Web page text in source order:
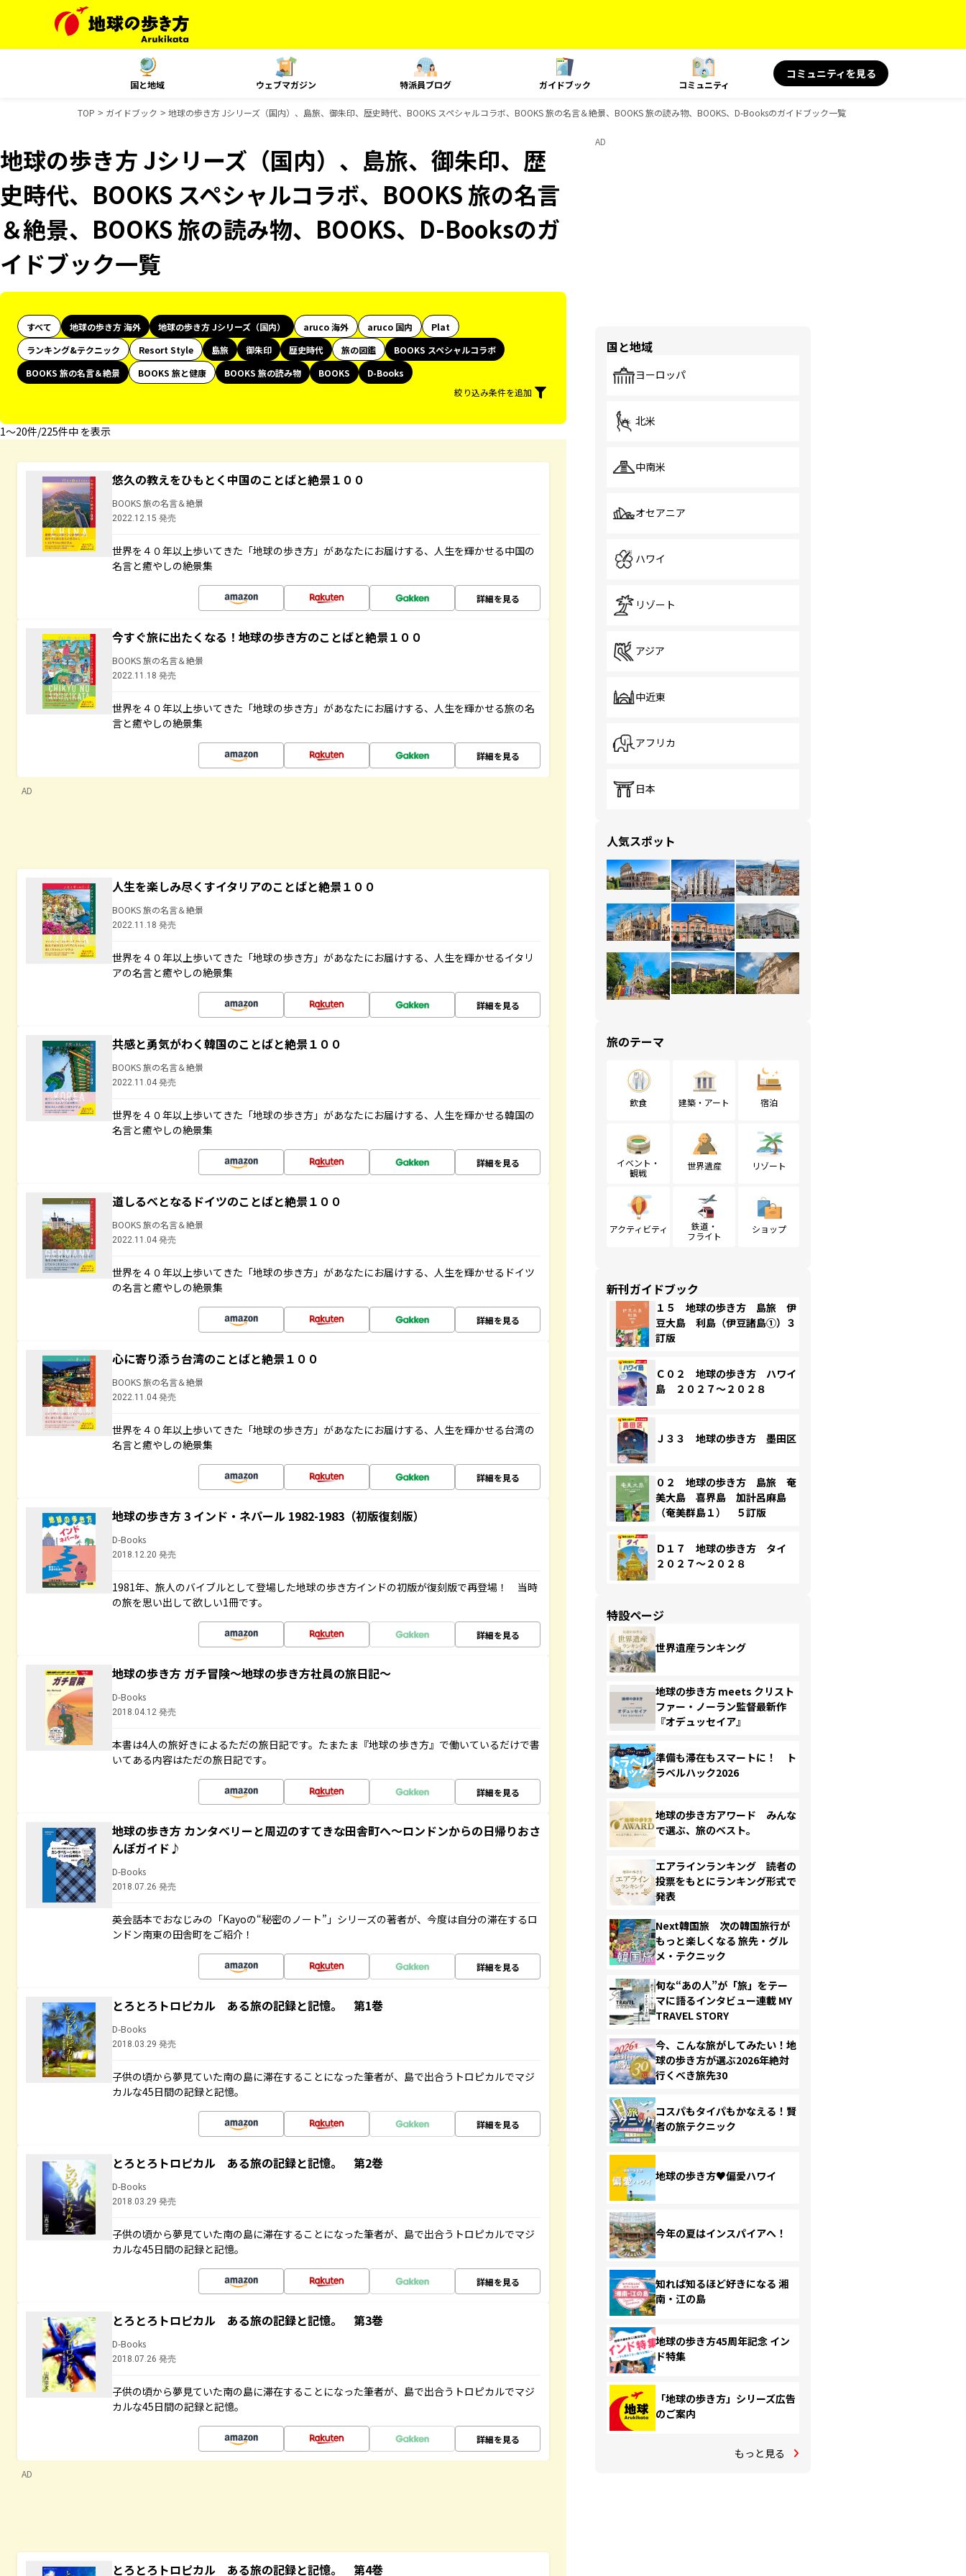
国と地域 ウェブマガジン 特派員ブログ ガイドブック コミュニティ
コミュニティを見る
TOP ガイドブック 地球の歩き方 Jシリーズ（国内）、島旅、御朱印、歴史時代、BOOKS スペシャルコラボ、BOOKS 旅の名言＆絶景、BOOKS 旅の読み物、BOOKS、D-Booksのガイドブック一覧
地球の歩き方 Jシリーズ（国内）、島旅、御朱印、歴
史時代、BOOKS スペシャルコラボ、BOOKS 旅の名言
＆絶景、BOOKS 旅の読み物、BOOKS、D-Booksのガ
イドブック一覧
すべて 地球の歩き方 海外 地球の歩き方 Jシリーズ（国内） aruco 海外 aruco 国内
Plat
ランキング&テクニック
Resort Style 島旅 御朱印 歴史時代 旅の図鑑
BOOKS スペシャルコラボ
BOOKS 旅の名言＆絶景
BOOKS 旅と健康 BOOKS 旅の読み物 BOOKS
D-Books
絞り込み条件を追加
1〜20件/225件中 を表示
悠久の教えをひもとく中国のことばと絶景１００
BOOKS 旅の名言＆絶景
2022.12.15 発売
世界を４０年以上歩いてきた「地球の歩き方」があなたにお届けする、人生を輝かせる中国の
名言と癒やしの絶景集
詳細を見る
今すぐ旅に出たくなる！地球の歩き方のことばと絶景１００
BOOKS 旅の名言＆絶景
2022.11.18 発売
世界を４０年以上歩いてきた「地球の歩き方」があなたにお届けする、人生を輝かせる旅の名
言と癒やしの絶景集
詳細を見る
AD
人生を楽しみ尽くすイタリアのことばと絶景１００
BOOKS 旅の名言＆絶景
2022.11.18 発売
世界を４０年以上歩いてきた「地球の歩き方」があなたにお届けする、人生を輝かせるイタリ
アの名言と癒やしの絶景集
詳細を見る
共感と勇気がわく韓国のことばと絶景１００
BOOKS 旅の名言＆絶景
2022.11.04 発売
世界を４０年以上歩いてきた「地球の歩き方」があなたにお届けする、人生を輝かせる韓国の
名言と癒やしの絶景集
詳細を見る
道しるべとなるドイツのことばと絶景１００
BOOKS 旅の名言＆絶景
2022.11.04 発売
世界を４０年以上歩いてきた「地球の歩き方」があなたにお届けする、人生を輝かせるドイツ
の名言と癒やしの絶景集
詳細を見る
心に寄り添う台湾のことばと絶景１００
BOOKS 旅の名言＆絶景
2022.11.04 発売
世界を４０年以上歩いてきた「地球の歩き方」があなたにお届けする、人生を輝かせる台湾の
名言と癒やしの絶景集
詳細を見る
地球の歩き方 3 インド・ネパール 1982-1983（初版復刻版）
D-Books
2018.12.20 発売
1981年、旅人のバイブルとして登場した地球の歩き方インドの初版が復刻版で再登場！ 当時
の旅を思い出して欲しい1冊です。
詳細を見る
地球の歩き方 ガチ冒険～地球の歩き方社員の旅日記～
D-Books
2018.04.12 発売
本書は4人の旅好きによるただの旅日記です。たまたま『地球の歩き方』で働いているだけで書
いてある内容はただの旅日記です。
詳細を見る
地球の歩き方 カンタベリーと周辺のすてきな田舎町へ～ロンドンからの日帰りおさ
んぽガイド♪
D-Books
2018.07.26 発売
英会話本でおなじみの「Kayoの“秘密のノート”」シリーズの著者が、今度は自分の滞在するロ
ンドン南東の田舎町をご紹介！
詳細を見る
とろとろトロピカル ある旅の記録と記憶。 第1巻
D-Books
2018.03.29 発売
子供の頃から夢見ていた南の島に滞在することになった筆者が、島で出合うトロピカルでマジ
カルな45日間の記録と記憶。
詳細を見る
とろとろトロピカル ある旅の記録と記憶。 第2巻
D-Books
2018.03.29 発売
子供の頃から夢見ていた南の島に滞在することになった筆者が、島で出合うトロピカルでマジ
カルな45日間の記録と記憶。
詳細を見る
とろとろトロピカル ある旅の記録と記憶。 第3巻
D-Books
2018.07.26 発売
子供の頃から夢見ていた南の島に滞在することになった筆者が、島で出合うトロピカルでマジ
カルな45日間の記録と記憶。
詳細を見る
AD
とろとろトロピカル ある旅の記録と記憶。 第4巻
AD
国と地域
ヨーロッパ
北米
中南米
オセアニア
ハワイ
リゾート
アジア
中近東
アフリカ
日本
人気スポット
旅のテーマ
飲食 建築・アート 宿泊
イベント・
観戦
世界遺産 リゾート
アクティビティ
鉄道・
フライト
ショップ
新刊ガイドブック
１５ 地球の歩き方 島旅 伊
豆大島 利島（伊豆諸島①）３
訂版
Ｃ０２ 地球の歩き方 ハワイ
島 ２０２７～２０２８
Ｊ３３ 地球の歩き方 墨田区
０２ 地球の歩き方 島旅 奄
美大島 喜界島 加計呂麻島
（奄美群島１） ５訂版
Ｄ１７ 地球の歩き方 タイ
２０２７～２０２８
特設ページ
世界遺産ランキング
地球の歩き方 meets クリスト
ファー・ノーラン監督最新作
『オデュッセイア』
準備も滞在もスマートに！ ト
ラベルハック2026
地球の歩き方アワード みんな
で選ぶ、旅のベスト。
エアラインランキング 読者の
投票をもとにランキング形式で
発表
Next韓国旅 次の韓国旅行が
もっと楽しくなる 旅先・グル
メ・テクニック
旬な“あの人”が「旅」をテー
マに語るインタビュー連載 MY
TRAVEL STORY
今、こんな旅がしてみたい！地
球の歩き方が選ぶ2026年絶対
行くべき旅先30
コスパもタイパもかなえる！賢
者の旅テクニック
地球の歩き方♥偏愛ハワイ
今年の夏はインスパイアへ！
知れば知るほど好きになる 湘
南・江の島
地球の歩き方45周年記念 イン
ド特集
「地球の歩き方」シリーズ広告
のご案内
もっと見る